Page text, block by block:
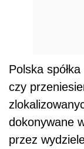
Polska
czy
dokonywane
przez